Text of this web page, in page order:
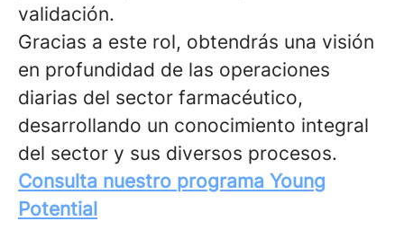
validación.
Gracias a este rol, obtendrás una visión
en profundidad de las operaciones
diarias del sector farmacéutico,
desarrollando un conocimiento integral
del sector y sus diversos procesos.
Consulta nuestro programa Young
Potential